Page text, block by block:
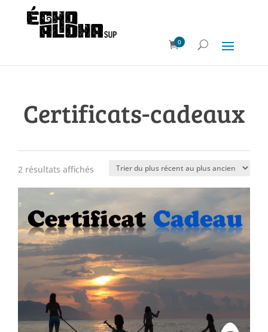
0
Certificats-cadeaux
2 résultats affichés
du
récent
plus
ancien